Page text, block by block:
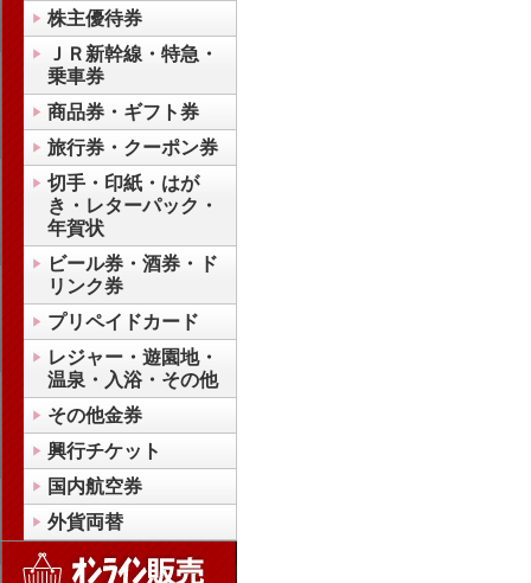
株主優待券
ＪＲ新幹線・特急・
乗車券
商品券・ギフト券
旅行券・クーポン券
切手・印紙・はが
き・レターパック・
年賀状
ビール券・酒券・ド
リンク券
プリペイドカード
レジャー・遊園地・
温泉・入浴・その他
その他金券
興行チケット
国内航空券
外貨両替